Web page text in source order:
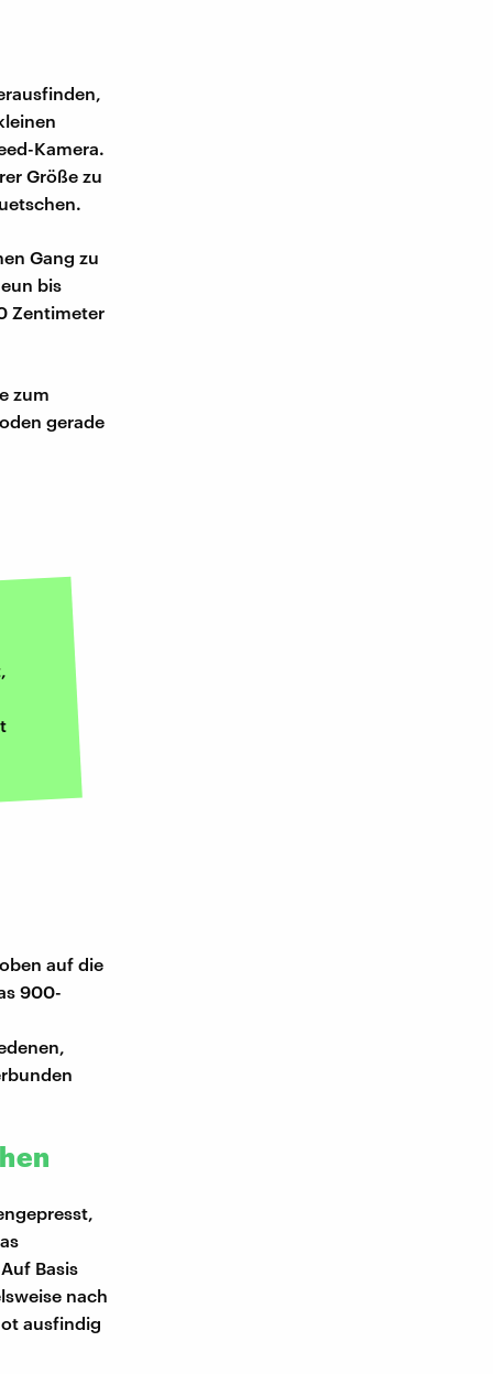
Kamera.
Größe zu
Gang zu
bis
Zentimeter
zum
gerade
auf die
900-
Basis
nach
ausfindig